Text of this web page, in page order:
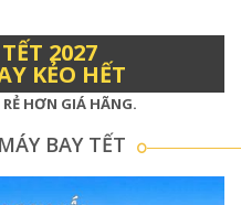
2027
KẺO HẾT
RẺ HƠN GIÁ HÃNG.
BAY TẾT